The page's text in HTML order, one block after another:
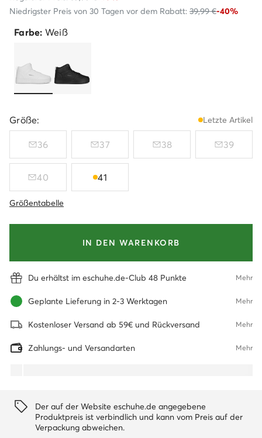
Niedrigster Preis von 30 Tagen vor dem Rabatt: 39,99 €-40%
Farbe: Weiß
Größe: Letzte Artikel
36 37 38 39
40 41
Größentabelle
IN DEN WARENKORB
Du erhältst im eschuhe.de-Club 48 Punkte Mehr
Geplante Lieferung in 2-3 Werktagen Mehr
Kostenloser Versand ab 59€ und Rückversand Mehr
Zahlungs- und Versandarten Mehr
Der auf der Website eschuhe.de angegebene
Produktpreis ist verbindlich und kann vom Preis auf der
Verpackung abweichen.